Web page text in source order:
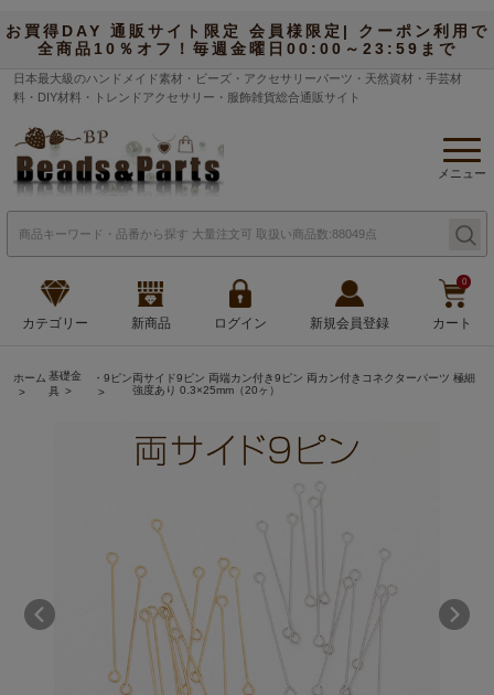
お買得DAY 通販サイト限定 会員様限定| クーポン利用で
全商品10％オフ！毎週金曜日00:00～23:59まで
日本最大級のハンドメイド素材・ビーズ・アクセサリーパーツ・天然資材・手芸材
料・DIY材料・トレンドアクセサリー・服飾雑貨総合通販サイト
メニュー
カテゴリー 新商品 ログイン 新規会員登録
0
カート
ホーム 基礎金
具
・9ピン両サイド9ピン 両端カン付き9ピン 両カン付きコネクターパーツ 極細
強度あり 0.3×25mm（20ヶ）